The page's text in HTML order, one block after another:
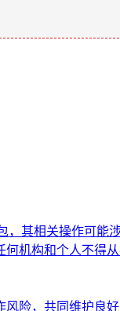
其相关操作可
机构和个人不得
险，共同维护良